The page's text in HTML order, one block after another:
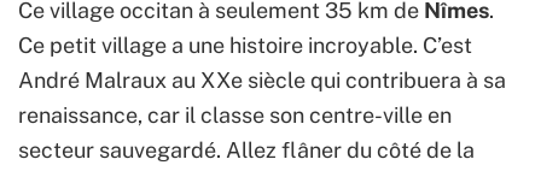
Ce village occitan à seulement 35 km de Nîmes.
Ce petit village a une histoire incroyable. C’est
André Malraux au XXe siècle qui contribuera à sa
renaissance, car il classe son centre-ville en
secteur sauvegardé. Allez flâner du côté de la